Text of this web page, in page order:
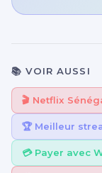
📚 VOIR AUSSI
🎬 Netflix
🏆 Meilleur
💳 Payer avec